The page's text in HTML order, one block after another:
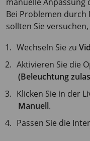
Bei Problemen durch
sollten Sie
Wechseln Sie zu
Aktivieren Sie die
(Beleuchtung
Klicken Sie in der
Manuell.
Passen Sie die